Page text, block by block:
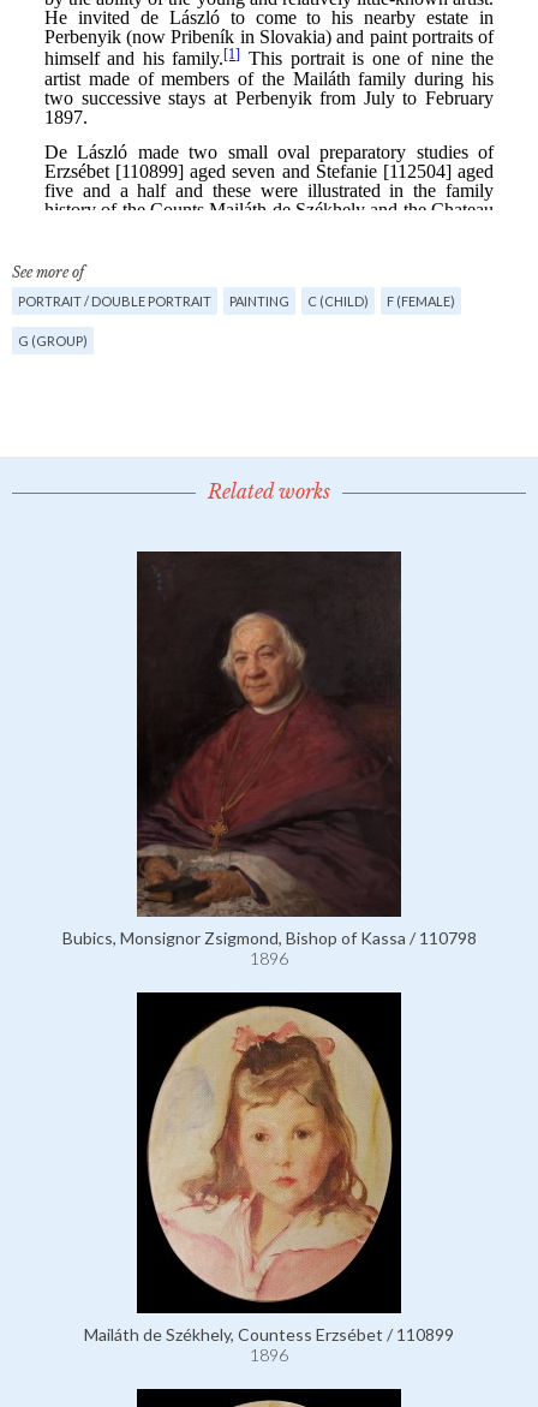
See more of
PORTRAIT / DOUBLE PORTRAIT PAINTING C (CHILD) F (FEMALE)
G (GROUP)
Related works
Bubics, Monsignor Zsigmond, Bishop of Kassa / 110798
1896
Mailáth de Székhely, Countess Erzsébet / 110899
1896